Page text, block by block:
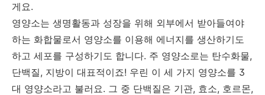
게요.
영양소는 생명활동과 성장을 위해 외부에서 받아들여야
하는 화합물로서 영양소를 이용해 에너지를 생산하기도
하고 세포를 구성하기도 합니다. 주 영양소로는 탄수화물,
단백질, 지방이 대표적이죠! 우린 이 세 가지 영양소를 3
대 영양소라고 불러요. 그 중 단백질은 기관, 효소, 호르몬,